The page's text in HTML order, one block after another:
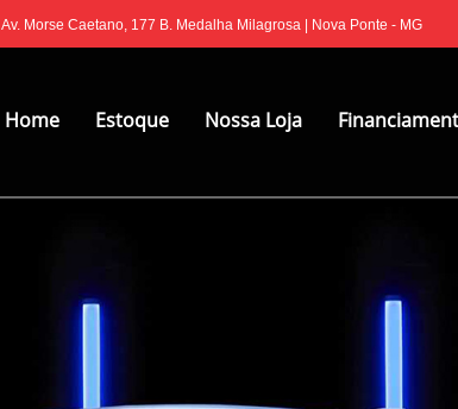
Av. Morse Caetano, 177 B. Medalha Milagrosa | Nova Ponte - MG
Home Estoque Nossa Loja